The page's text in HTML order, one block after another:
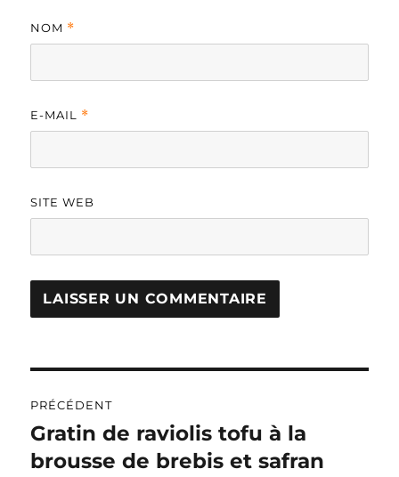
NOM *
E-MAIL *
SITE WEB
R
A
T
de
l’article
PRÉCÉDENT
Publication
précédente :
Gratin de raviolis tofu à la
brousse de brebis et safran